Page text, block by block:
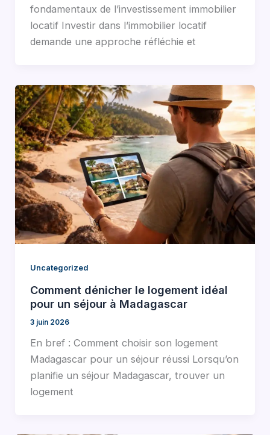
fondamentaux de l’investissement immobilier
locatif Investir dans l’immobilier locatif
demande une approche réfléchie et
Uncategorized
Comment dénicher le logement idéal
pour un séjour à Madagascar
3 juin 2026
En bref : Comment choisir son logement
Madagascar pour un séjour réussi Lorsqu’on
planifie un séjour Madagascar, trouver un
logement